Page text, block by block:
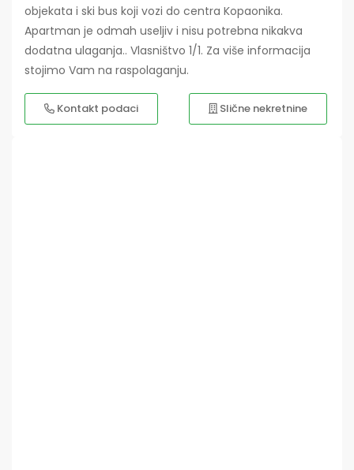
objekata i ski bus koji vozi do centra Kopaonika.
Apartman je odmah useljiv i nisu potrebna nikakva
dodatna ulaganja.. Vlasništvo 1/1. Za više informacija
stojimo Vam na raspolaganju.
Kontakt podaci Slične nekretnine